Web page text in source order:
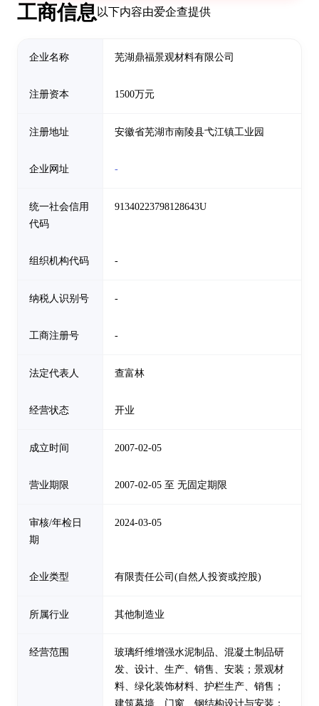
工商信息 以下内容由爱企查提供
企业名称 芜湖鼎福景观材料有限公司
注册资本 1500万元
注册地址 安徽省芜湖市南陵县弋江镇工业园
企业网址 -
统一社会信用
代码
91340223798128643U
组织机构代码 -
纳税人识别号 -
工商注册号 -
法定代表人 查富林
经营状态 开业
成立时间 2007-02-05
营业期限 2007-02-05 至 无固定期限
审核/年检日
期
2024-03-05
企业类型 有限责任公司(自然人投资或控股)
所属行业 其他制造业
经营范围
玻璃纤维增强水泥制品、混凝土制品研
发、设计、生产、销售、安装；景观材
料、绿化装饰材料、护栏生产、销售；
建筑幕墙、门窗、钢结构设计与安装；